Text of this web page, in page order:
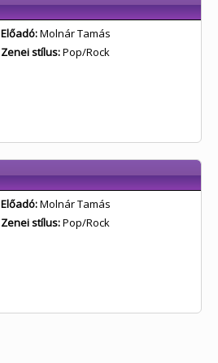
Előadó:Molnár Tamás
Zenei stílus:Pop/Rock
Előadó:Molnár Tamás
Zenei stílus:Pop/Rock